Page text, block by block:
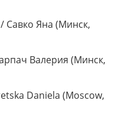
Савко Яна (Минск,
Валерия (Минск,
Daniela (Moscow,